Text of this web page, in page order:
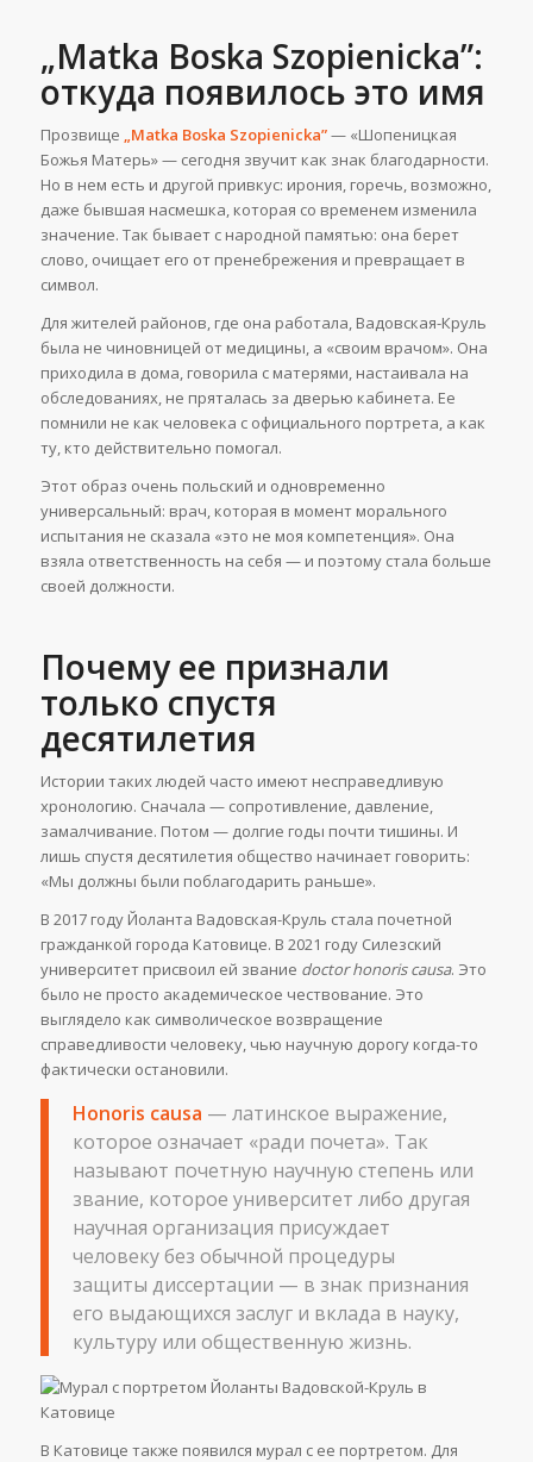
„Matka Boska Szopienicka”:
откуда появилось это имя
Прозвище „Matka Boska Szopienicka”— «Шопеницкая
Божья Матерь» — сегодня звучит как знак благодарности.
Но в нем есть и другой привкус: ирония, горечь, возможно,
даже бывшая насмешка, которая со временем изменила
значение. Так бывает с народной памятью: она берет
слово, очищает его от пренебрежения и превращает в
символ.
Для жителей районов, где она работала, Вадовская-Круль
была не чиновницей от медицины, а «своим врачом». Она
приходила в дома, говорила с матерями, настаивала на
обследованиях, не пряталась за дверью кабинета. Ее
помнили не как человека с официального портрета, а как
ту, кто действительно помогал.
Этот образ очень польский и одновременно
универсальный: врач, которая в момент морального
испытания не сказала «это не моя компетенция». Она
взяла ответственность на себя — и поэтому стала больше
своей должности.
Почему ее признали
только спустя
десятилетия
Истории таких людей часто имеют несправедливую
хронологию. Сначала — сопротивление, давление,
замалчивание. Потом — долгие годы почти тишины. И
лишь спустя десятилетия общество начинает говорить:
«Мы должны были поблагодарить раньше».
В 2017 году Йоланта Вадовская-Круль стала почетной
гражданкой города Катовице. В 2021 году Силезский
университет присвоил ей звание doctor honoris causa. Это
было не просто академическое чествование. Это
выглядело как символическое возвращение
справедливости человеку, чью научную дорогу когда-то
фактически остановили.
Honoris causa — латинское выражение,
которое означает «ради почета». Так
называют почетную научную степень или
звание, которое университет либо другая
научная организация присуждает
человеку без обычной процедуры
защиты диссертации — в знак признания
его выдающихся заслуг и вклада в науку,
культуру или общественную жизнь.
В Катовице также появился мурал с ее портретом. Для